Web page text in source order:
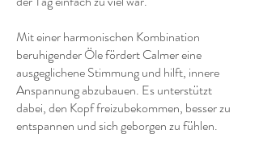
Mit einer harmonischen Kombination
beruhigender Öle fördert Calmer eine
ausgeglichene Stimmung und hilft, innere
Anspannung abzubauen. Es unterstützt
dabei, den Kopf freizubekommen, besser zu
entspannen und sich geborgen zu fühlen.